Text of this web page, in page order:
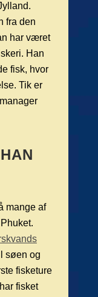
fra den
har været
Han
fisk, hvor
Tik er
mange af
søen og
fisketure
fisket